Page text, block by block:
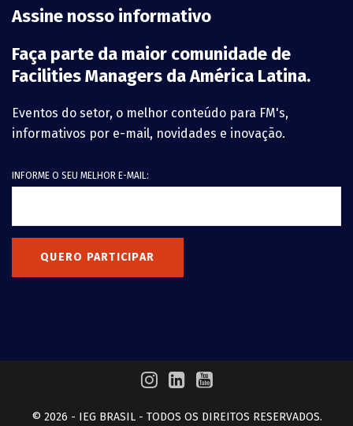
Assine nosso informativo
Faça parte da maior comunidade de
Facilities Managers da América Latina.
Eventos do setor, o melhor conteúdo para FM's,
informativos por e-mail, novidades e inovação.
INFORME O SEU MELHOR E-MAIL:
QUERO PARTICIPAR
© 2026 - IEG BRASIL - TODOS OS DIREITOS RESERVADOS.